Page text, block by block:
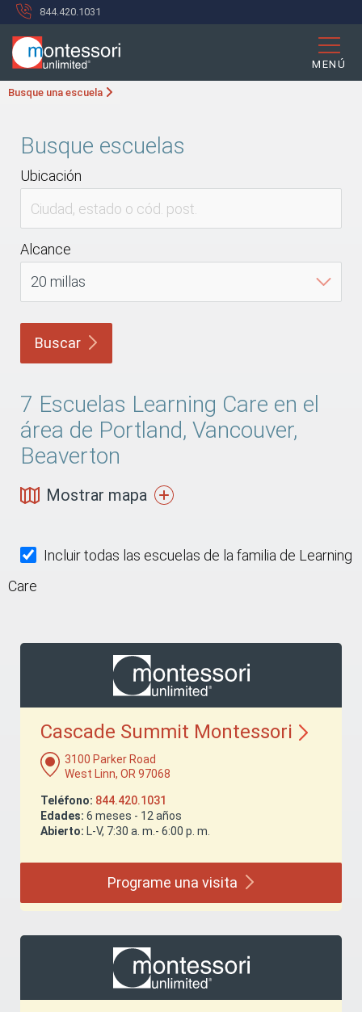
844.420.1031
MENÚ
Busque una escuela
Busque escuelas
Ubicación
Alcance
Buscar
7 Escuelas Learning Care en el
área de Portland, Vancouver,
Beaverton
Mostrar mapa
Incluir todas las escuelas de la familia de Learning
Care
Cascade Summit Montessori
3100 Parker Road
West Linn, OR 97068
Teléfono: 844.420.1031
Edades: 6 meses - 12 años
Abierto: L-V, 7:30 a. m.- 6:00 p. m.
Programe una visita